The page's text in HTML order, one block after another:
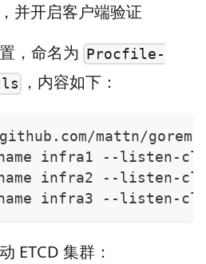
并开启客户端验证
，命名为 Procfile-
，内容如下：
mattn/goreman`
infra1 --listen-
infra2 --listen-
infra3 --listen-
ETCD 集群：